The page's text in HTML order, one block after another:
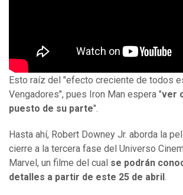
Esto raíz del "efecto creciente de todos
Vengadores", pues Iron Man espera "ver
puesto de su parte".
Hasta ahí, Robert Downey Jr. aborda la
cierre a la tercera fase del Universo
Marvel, un filme del cual se podrán
detalles a partir de este 25 de abril